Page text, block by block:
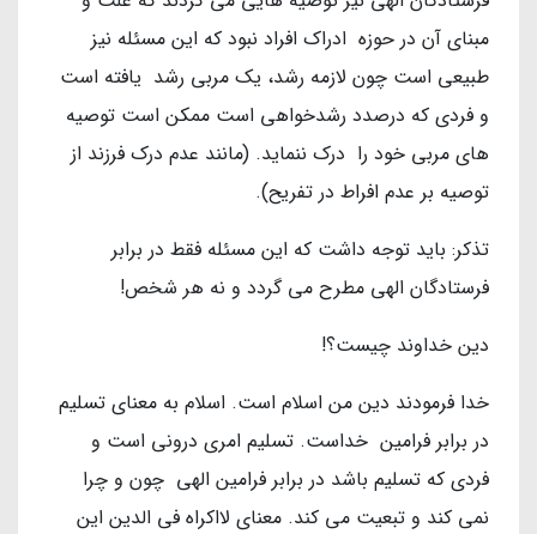
مبنای آن در حوزه ادراک افراد نبود که این مسئله نیز
طبیعی است چون لازمه رشد، یک مربی رشد یافته است
و فردی که درصدد رشدخواهی است ممکن است توصیه
های مربی خود را درک ننماید. (مانند عدم درک فرزند از
توصیه بر عدم افراط در تفریح).
تذکر: باید توجه داشت که این مسئله فقط در برابر
فرستادگان الهی مطرح می گردد و نه هر شخص!
دین خداوند چیست؟!
خدا فرمودند دین من اسلام است. اسلام به معنای تسلیم
در برابر فرامین خداست. تسلیم امری درونی است و
فردی که تسلیم باشد در برابر فرامین الهی چون و چرا
نمی کند و تبعیت می کند. معنای لااکراه فی الدین این